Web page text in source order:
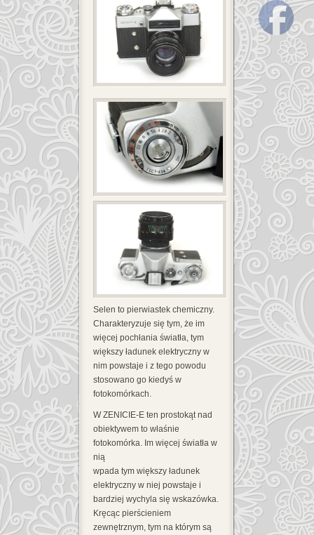
Selen to pierwiastek chemiczny.
Charakteryzuje się tym, że im
więcej pochłania światła, tym
większy ładunek elektryczny w
nim powstaje i z tego powodu
stosowano go kiedyś w
fotokomórkach.
W ZENICIE-E ten prostokąt nad
obiektywem to właśnie
fotokomórka. Im więcej światła w
nią
wpada tym większy ładunek
elektryczny w niej powstaje i
bardziej wychyla się wskazówka.
Kręcąc pierścieniem
zewnętrznym, tym na którym są